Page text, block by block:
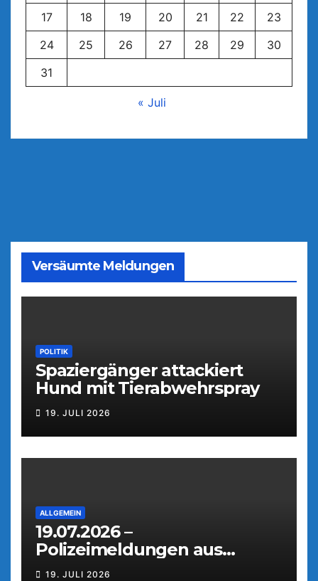
17
18 19 20 21 22
23
24
25 26 27 28 29
30
31
« Juli
Versäumte Meldungen
POLITIK
Spaziergänger attackiert
Hund mit Tierabwehrspray
19. JULI 2026
ALLGEMEIN
19.07.2026 –
Polizeimeldungen aus
Weiden
19. JULI 2026